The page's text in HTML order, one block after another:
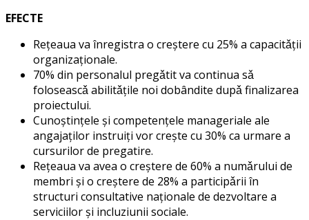
EFECTE
Reţeaua va înregistra o creştere cu 25% a capacitǎţii
organizaţionale.
70% din personalul pregǎtit va continua sǎ
foloseascǎ abilitǎţile noi dobândite dupǎ finalizarea
proiectului.
Cunoştinţele şi competenţele manageriale ale
angajaţilor instruiţi vor creşte cu 30% ca urmare a
cursurilor de pregatire.
Reţeaua va avea o creştere de 60% a numǎrului de
membri şi o creştere de 28% a participǎrii în
structuri consultative naţionale de dezvoltare a
serviciilor şi incluziunii sociale.